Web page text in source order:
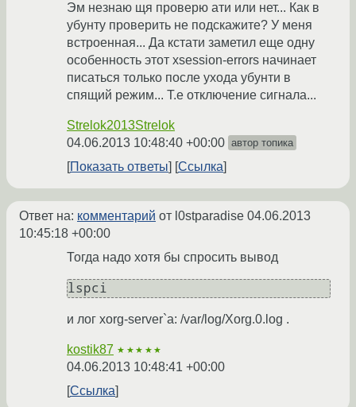
Эм незнаю щя проверю ати или нет... Как в
убунту проверить не подскажите? У меня
встроенная... Да кстати заметил еще одну
особенность этот xsession-errors начинает
писаться только после ухода убунти в
спящий режим... Т.е отключение сигнала...
Strelok2013Strelok
04.06.2013 10:48:40 +00:00 автор топика
Показать ответы Ссылка
Ответ на: комментарий от l0stparadise 04.06.2013
10:45:18 +00:00
Тогда надо хотя бы спросить вывод
и лог xorg-server`а: /var/log/Xorg.0.log .
kostik87 ★★★★★
04.06.2013 10:48:41 +00:00
Ссылка